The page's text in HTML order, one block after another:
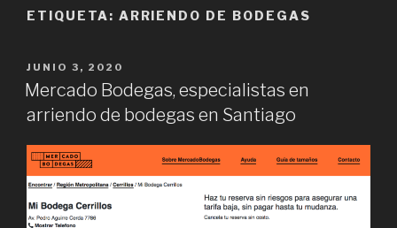
ETIQUETA: ARRIENDO DE BODEGAS
POSTED
ON
JUNIO 3, 2020
Mercado Bodegas, especialistas en
arriendo de bodegas en Santiago